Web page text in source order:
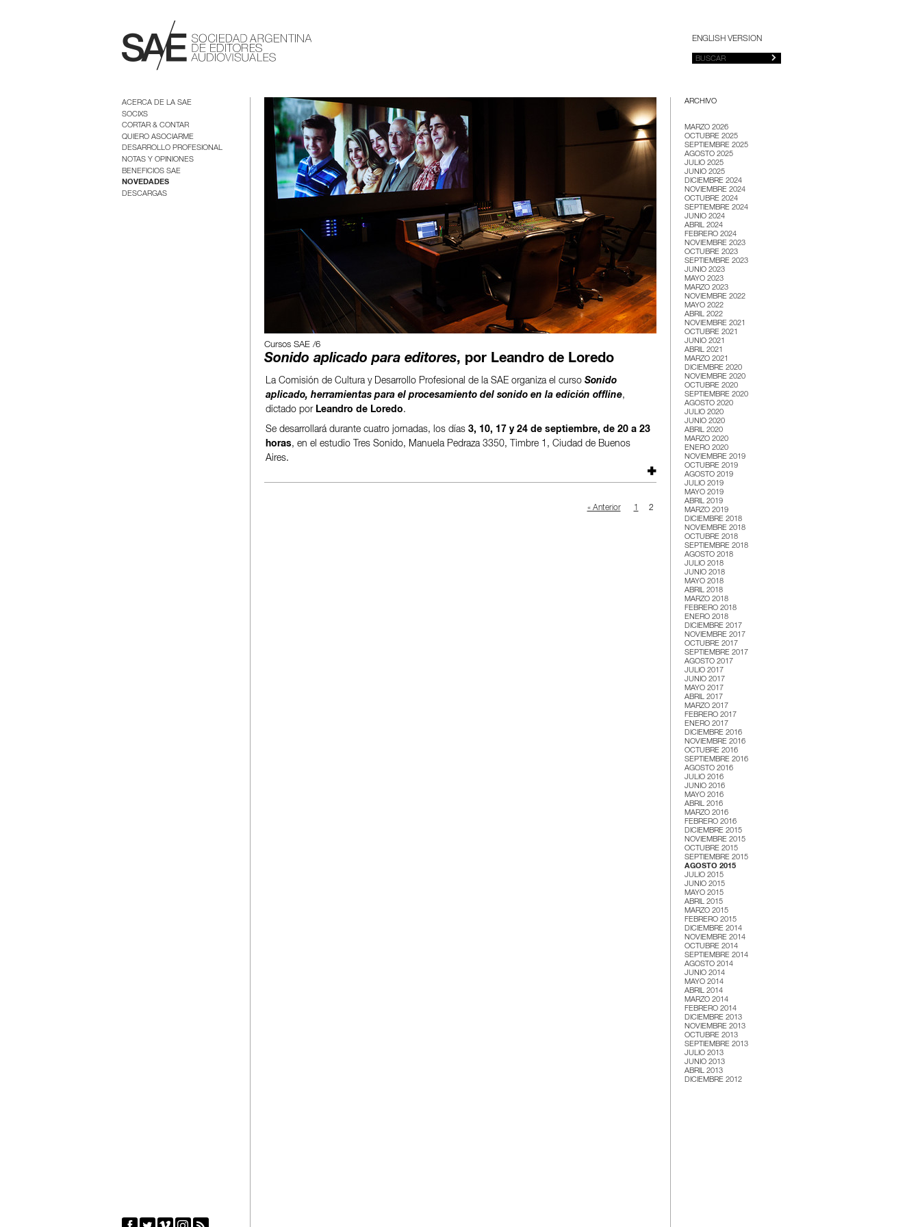
ENGLISH VERSION
ACERCA DE LA SAE
SOCIXS
CORTAR & CONTAR
QUIERO ASOCIARME
DESARROLLO PROFESIONAL
NOTAS Y OPINIONES
BENEFICIOS SAE
NOVEDADES
DESCARGAS
Cursos SAE /6
Sonido aplicado para editores, por Leandro de Loredo
La Comisión de Cultura y Desarrollo Profesional de la SAE organiza el curso Sonido
aplicado, herramientas para el procesamiento del sonido en la edición offline,
dictado por Leandro de Loredo.
Se desarrollará durante cuatro jornadas, los días 3, 10, 17 y 24 de septiembre, de 20 a 23
horas, en el estudio Tres Sonido, Manuela Pedraza 3350, Timbre 1, Ciudad de Buenos
Aires.
« Anterior 1 2
ARCHIVO
MARZO 2026
OCTUBRE 2025
SEPTIEMBRE 2025
AGOSTO 2025
JULIO 2025
JUNIO 2025
DICIEMBRE 2024
NOVIEMBRE 2024
OCTUBRE 2024
SEPTIEMBRE 2024
JUNIO 2024
ABRIL 2024
FEBRERO 2024
NOVIEMBRE 2023
OCTUBRE 2023
SEPTIEMBRE 2023
JUNIO 2023
MAYO 2023
MARZO 2023
NOVIEMBRE 2022
MAYO 2022
ABRIL 2022
NOVIEMBRE 2021
OCTUBRE 2021
JUNIO 2021
ABRIL 2021
MARZO 2021
DICIEMBRE 2020
NOVIEMBRE 2020
OCTUBRE 2020
SEPTIEMBRE 2020
AGOSTO 2020
JULIO 2020
JUNIO 2020
ABRIL 2020
MARZO 2020
ENERO 2020
NOVIEMBRE 2019
OCTUBRE 2019
AGOSTO 2019
JULIO 2019
MAYO 2019
ABRIL 2019
MARZO 2019
DICIEMBRE 2018
NOVIEMBRE 2018
OCTUBRE 2018
SEPTIEMBRE 2018
AGOSTO 2018
JULIO 2018
JUNIO 2018
MAYO 2018
ABRIL 2018
MARZO 2018
FEBRERO 2018
ENERO 2018
DICIEMBRE 2017
NOVIEMBRE 2017
OCTUBRE 2017
SEPTIEMBRE 2017
AGOSTO 2017
JULIO 2017
JUNIO 2017
MAYO 2017
ABRIL 2017
MARZO 2017
FEBRERO 2017
ENERO 2017
DICIEMBRE 2016
NOVIEMBRE 2016
OCTUBRE 2016
SEPTIEMBRE 2016
AGOSTO 2016
JULIO 2016
JUNIO 2016
MAYO 2016
ABRIL 2016
MARZO 2016
FEBRERO 2016
DICIEMBRE 2015
NOVIEMBRE 2015
OCTUBRE 2015
SEPTIEMBRE 2015
AGOSTO 2015
JULIO 2015
JUNIO 2015
MAYO 2015
ABRIL 2015
MARZO 2015
FEBRERO 2015
DICIEMBRE 2014
NOVIEMBRE 2014
OCTUBRE 2014
SEPTIEMBRE 2014
AGOSTO 2014
JUNIO 2014
MAYO 2014
ABRIL 2014
MARZO 2014
FEBRERO 2014
DICIEMBRE 2013
NOVIEMBRE 2013
OCTUBRE 2013
SEPTIEMBRE 2013
JULIO 2013
JUNIO 2013
ABRIL 2013
DICIEMBRE 2012